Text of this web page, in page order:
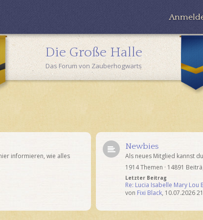
Die Große Halle
Das Forum von Zauberhogwarts
informieren, wie alles
Newbies
Als neues Mitglied kannst
1914 Themen · 14891
Letzter Beitrag
Re: Lucia Isabelle Mary Lou
von Fixi Black, 10.07.2026